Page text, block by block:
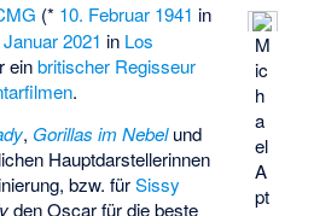
M
ic
h
a
el
A
pt
(* 10. Februar 1941 in
2021 in Los
einbritischer Regisseur
.
, Gorillas im Nebelund
Hauptdarstellerinnen
bzw. fürSissy
den Oscar für die beste